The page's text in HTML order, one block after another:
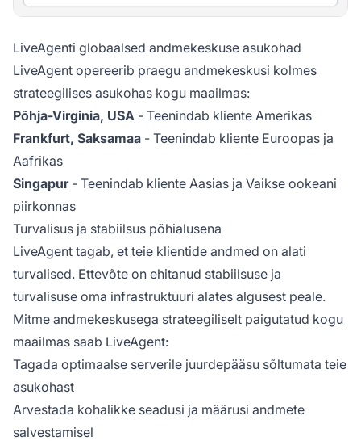
LiveAgenti globaalsed andmekeskuse asukohad
LiveAgent opereerib praegu andmekeskusi kolmes
strateegilises asukohas kogu maailmas:
Põhja-Virginia, USA - Teenindab kliente Amerikas
Frankfurt, Saksamaa - Teenindab kliente Euroopas ja
Aafrikas
Singapur- Teenindab kliente Aasias ja Vaikse ookeani
piirkonnas
Turvalisus ja stabiilsus põhialusena
LiveAgent tagab, et teie klientide andmed on alati
turvalised. Ettevõte on ehitanud stabiilsuse ja
turvalisuse oma infrastruktuuri alates algusest peale.
Mitme andmekeskusega strateegiliselt paigutatud kogu
maailmas saab LiveAgent:
Tagada optimaalse serverile juurdepääsu sõltumata teie
asukohast
Arvestada kohalikke seadusi ja määrusi andmete
salvestamisel